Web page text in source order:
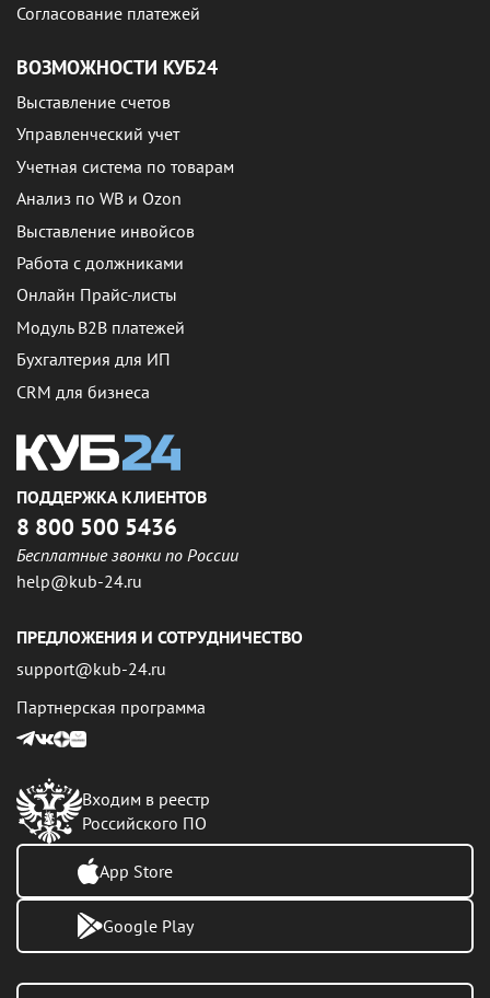
Согласование платежей
ВОЗМОЖНОСТИ КУБ24
Выставление счетов
Управленческий учет
Учетная система по товарам
Анализ по WB и Ozon
Выставление инвойсов
Работа с должниками
Онлайн Прайс-листы
Модуль B2B платежей
Бухгалтерия для ИП
CRM для бизнеса
ПОДДЕРЖКА КЛИЕНТОВ
8 800 500 5436
Бесплатные звонки по России
help@kub-24.ru
ПРЕДЛОЖЕНИЯ И СОТРУДНИЧЕСТВО
support@kub-24.ru
Партнерская программа
Входим в реестр
Российского ПО
App Store
Google Play